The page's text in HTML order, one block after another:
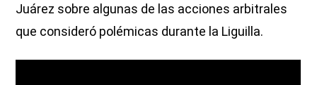
Juárez sobre algunas de las acciones arbitrales
que consideró polémicas durante la Liguilla.